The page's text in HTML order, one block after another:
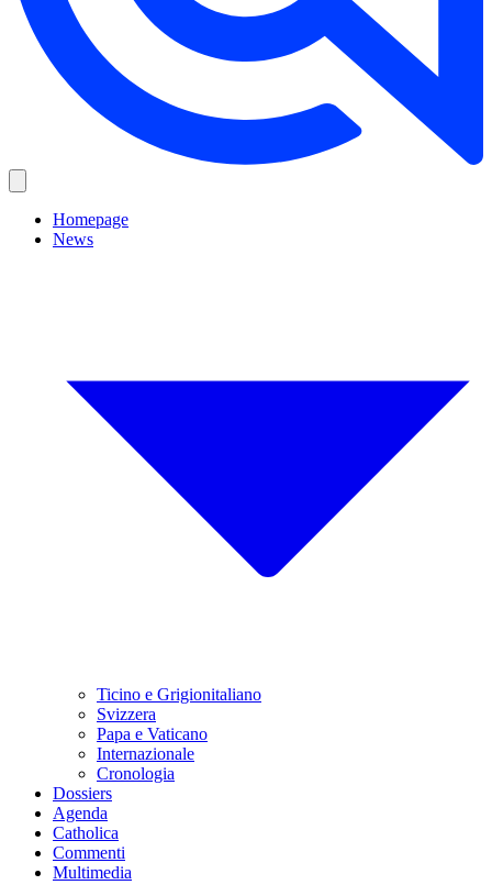
Homepage
News
Ticino e Grigionitaliano
Svizzera
Papa e Vaticano
Internazionale
Cronologia
Dossiers
Agenda
Catholica
Commenti
Multimedia